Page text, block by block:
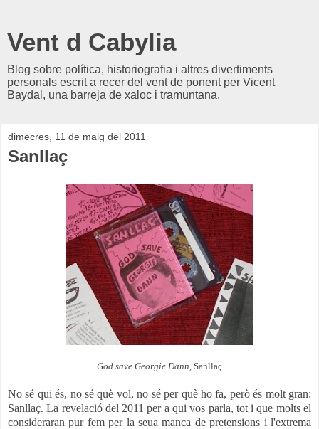
Vent d Cabylia
Blog sobre política, historiografia i altres divertiments
personals escrit a recer del vent de ponent per Vicent
Baydal, una barreja de xaloc i tramuntana.
dimecres, 11 de maig del 2011
Sanllaç
God save Georgie Dann , Sanllaç
No sé qui és, no sé què vol, no sé per què ho fa, però és molt gran:
Sanllaç. La revelació del 2011 per a qui vos parla, tot i que molts el
consideraran pur fem per la seua manca de pretensions i l'extrema